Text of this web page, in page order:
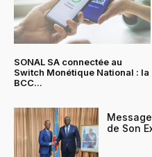
SONAL SA connectée au
Switch Monétique National : la
BCC...
de Son